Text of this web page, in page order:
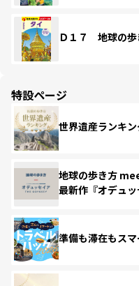
Ｄ１７ 地球の
特設ページ
世界遺産ランキ
地球の歩き方
最新作『オデュッ
準備も滞在もス